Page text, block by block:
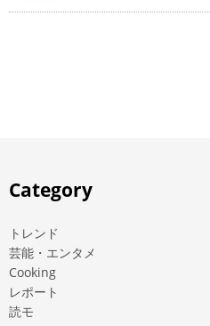
Category
トレンド
芸能・エンタメ
Cooking
レポート
読モ